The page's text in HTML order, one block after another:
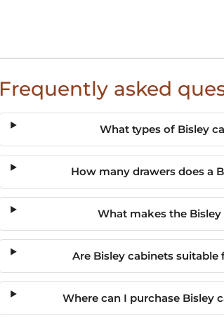
Frequently asked
What types of Bisley
How many drawers does a
What makes the
Are Bisley cabinets
Where can I purchase Bisley